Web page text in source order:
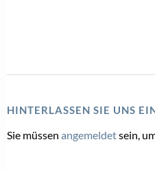
HINTERLASSEN SIE UNS
Sie müssen angemeldetsein,